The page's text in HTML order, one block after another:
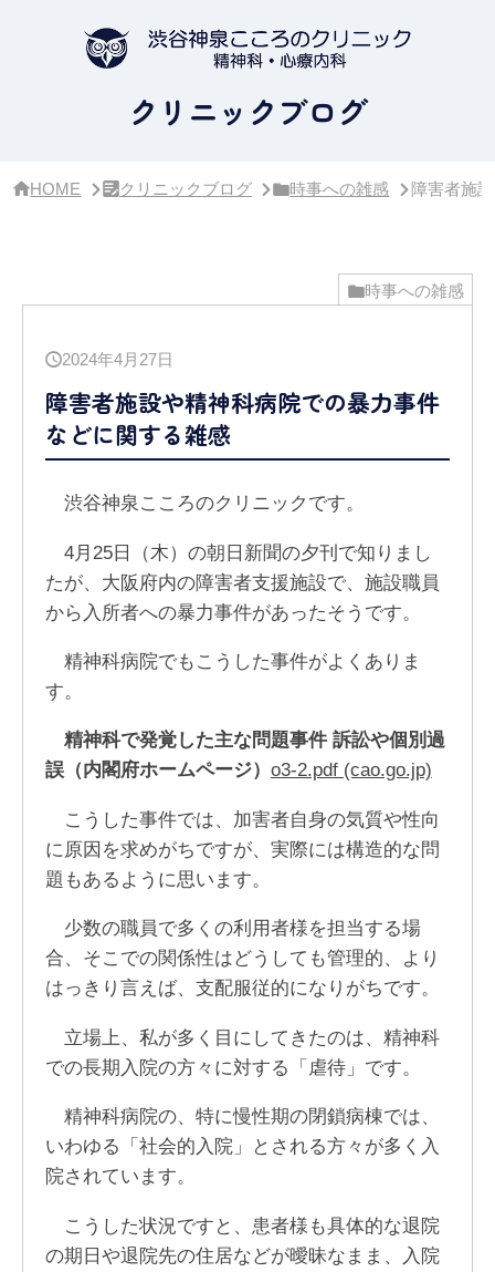
クリニックブログ
HOME クリニックブログ 時事への雑感 障害者施
時事への雑感
2024年4月27日
障害者施設や精神科病院での暴力事件
などに関する雑感
渋谷神泉こころのクリニックです。
4月25日（木）の朝日新聞の夕刊で知りまし
たが、大阪府内の障害者支援施設で、施設職員
から入所者への暴力事件があったそうです。
精神科病院でもこうした事件がよくありま
す。
精神科で発覚した主な問題事件 訴訟や個別過
誤（内閣府ホームページ） o3-2.pdf (cao.go.jp)
こうした事件では、加害者自身の気質や性向
に原因を求めがちですが、実際には構造的な問
題もあるように思います。
少数の職員で多くの利用者様を担当する場
合、そこでの関係性はどうしても管理的、より
はっきり言えば、支配服従的になりがちです。
立場上、私が多く目にしてきたのは、精神科
での長期入院の方々に対する「虐待」です。
精神科病院の、特に慢性期の閉鎖病棟では、
いわゆる「社会的入院」とされる方々が多く入
院されています。
こうした状況ですと、患者様も具体的な退院
の期日や退院先の住居などが曖昧なまま、入院